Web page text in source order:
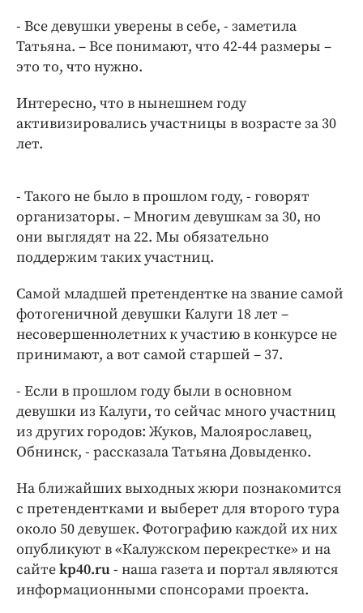
- Все девушки уверены в себе, - заметила
Татьяна. – Все понимают, что 42-44 размеры –
это то, что нужно.
Интересно, что в нынешнем году
активизировались участницы в возрасте за 30
лет.
- Такого не было в прошлом году, - говорят
организаторы. – Многим девушкам за 30, но
они выглядят на 22. Мы обязательно
поддержим таких участниц.
Самой младшей претендентке на звание самой
фотогеничной девушки Калуги 18 лет –
несовершеннолетних к участию в конкурсе не
принимают, а вот самой старшей – 37.
- Если в прошлом году были в основном
девушки из Калуги, то сейчас много участниц
из других городов: Жуков, Малоярославец,
Обнинск, - рассказала Татьяна Довыденко.
На ближайших выходных жюри познакомится
с претендентками и выберет для второго тура
около 50 девушек. Фотографию каждой их них
опубликуют в «Калужском перекрестке» и на
сайтеkp40.ru- наша газета и портал являются
информационными спонсорами проекта.